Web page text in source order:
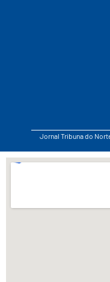
Jornal Tribuna do